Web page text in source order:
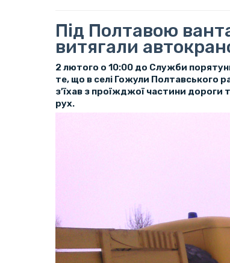
Під Полтавою
витягали
2 лютого о 10:00 до Служби
те, що в селі Гожули Полтавського
з’їхав з проїжджої частини
рух.